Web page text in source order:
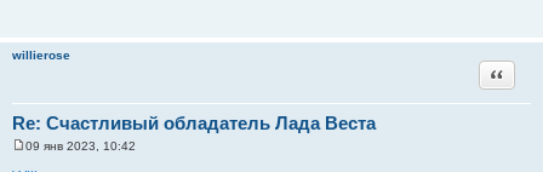
willierose
Re: Счастливый обладатель Лада Веста
Цитата
09 янв 2023, 10:42